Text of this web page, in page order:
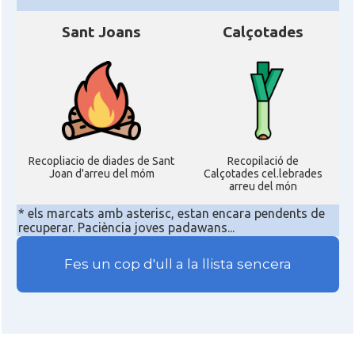
Sant Joans
Recopliacio de diades de Sant
Joan d'arreu del móm
Calçotades
Recopilació de
Calçotades cel.lebrades
arreu del món
* els marcats amb asterisc, estan encara pendents de
recuperar. Paciència joves padawans...
Fes un cop d'ull a la llista sencera